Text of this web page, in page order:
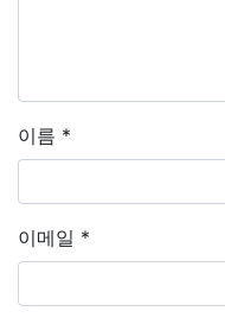
이름 *
이메일 *